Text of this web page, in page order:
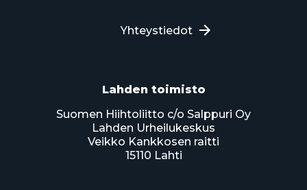
Yhteystiedot
Lahden toimisto
Suomen Hiihtoliitto c/o Salppuri Oy
Lahden Urheilukeskus
Veikko Kankkosen raitti
15110 Lahti